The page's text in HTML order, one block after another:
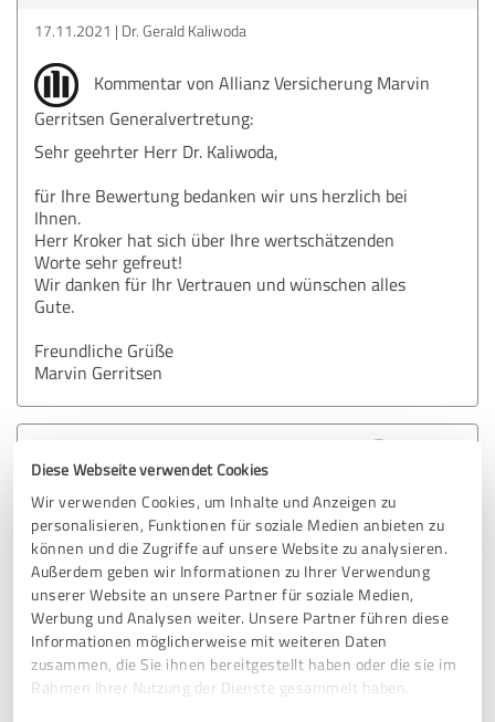
Diese Webseite verwendet Cookies
Wir verwenden Cookies, um Inhalte und Anzeigen zu
personalisieren, Funktionen für soziale Medien anbieten zu
können und die Zugriffe auf unsere Website zu analysieren.
Außerdem geben wir Informationen zu Ihrer Verwendung
unserer Website an unsere Partner für soziale Medien,
Werbung und Analysen weiter. Unsere Partner führen diese
Informationen möglicherweise mit weiteren Daten
zusammen, die Sie ihnen bereitgestellt haben oder die sie im
Rahmen Ihrer Nutzung der Dienste gesammelt haben.
17.11.2021 Dr. Gerald Kaliwoda
Kommentar von Allianz Versicherung Marvin
Gerritsen Generalvertretung:
Sehr geehrter Herr Dr. Kaliwoda,
für Ihre Bewertung bedanken wir uns herzlich bei
Ihnen.
Herr Kroker hat sich über Ihre wertschätzenden
Worte sehr gefreut!
Wir danken für Ihr Vertrauen und wünschen alles
Gute.
Freundliche Grüße
Marvin Gerritsen
SEHR GUT Empfehlung
Marvin Gerritsen ist der beste Versicherungsvertreter den
man sich vorstellen kann und sieht zudem verdammt gut
aus!
Erfahrungsbericht & Bewertung zu: